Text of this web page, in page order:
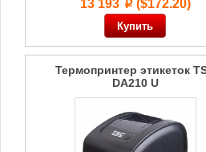
13 193 p($172.20)
Термопринтер этикеток
DA210 U